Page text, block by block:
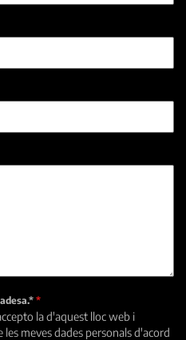
*
la d'aquest lloc web i
meves dades personals d'acord